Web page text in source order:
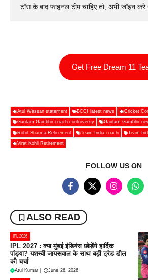
टॉस के बाद फाइनल टीम चाहिए तो, अभी
Get Free Dream 11
Atul Wassan statement BCCI latest news Cricket
Gautam Gambhir coach controversy Gautam Gambhir
Rohit Sharma Retirement Team India coach Team
Virat Kohli Retirement
FOLLOW US ON
ALSO READ
IPL 2026
IPL 2027 : क्या मुंबई इंडियंस छोड़ेंगे हार्दिक
पांड्या? यशस्वी जायसवाल के साथ बड़ी ट्रेड डील
की चर्चा
Atul Kumar June 26, 2026